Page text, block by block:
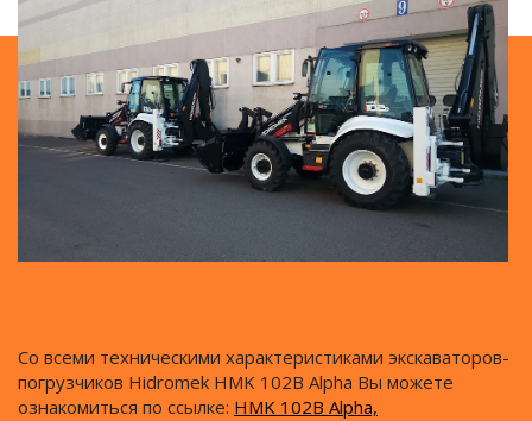
Со всеми техническими характеристиками экскаваторов-
погрузчиков Hidromek HMK 102B Alpha Вы можете
ознакомиться по ссылке: HMK 102B Alpha,